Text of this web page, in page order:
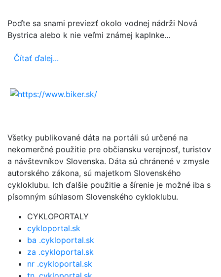
Poďte sa snami previezť okolo vodnej nádrži Nová
Bystrica alebo k nie veľmi známej kaplnke…
Čítať ďalej...
Všetky publikované dáta na portáli sú určené na
nekomerčné použitie pre občiansku verejnosť, turistov
a návštevníkov Slovenska. Dáta sú chránené v zmysle
autorského zákona, sú majetkom Slovenského
cykloklubu. Ich ďalšie použitie a šírenie je možné iba s
písomným súhlasom Slovenského cykloklubu.
CYKLOPORTALY
cykloportal.sk
ba .cykloportal.sk
za .cykloportal.sk
nr .cykloportal.sk